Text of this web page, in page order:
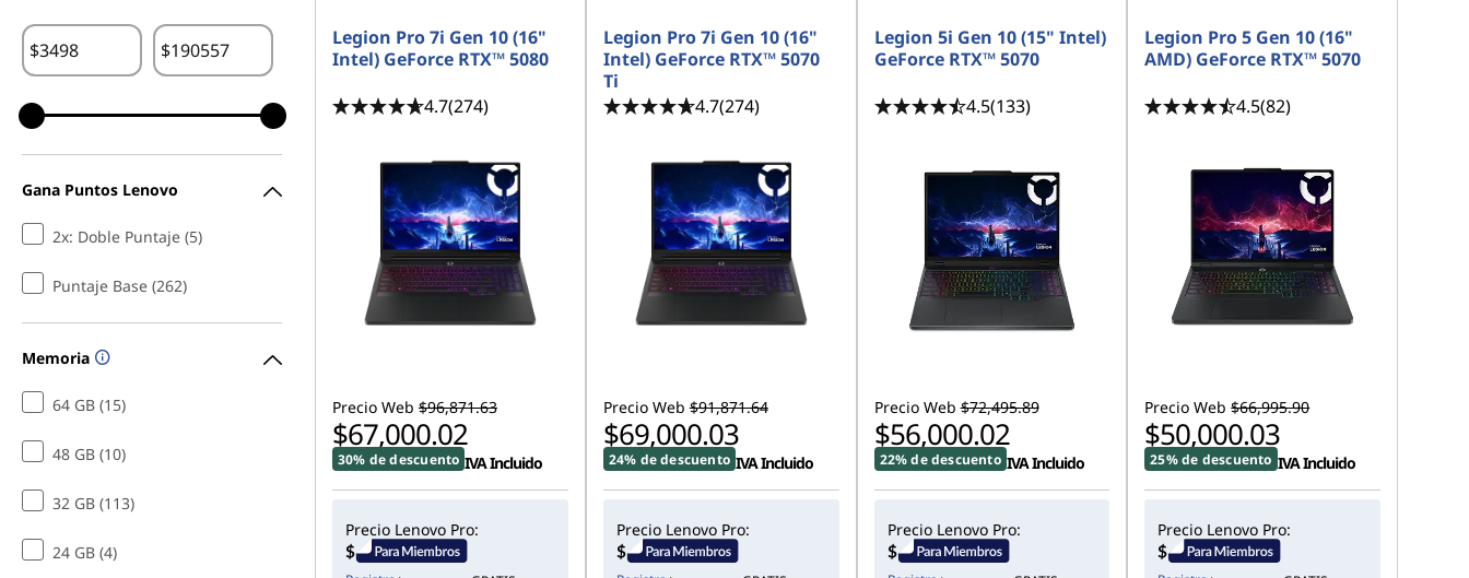
m
p
u
$ $
Gana Puntos Lenovo
2x: Doble Puntaje (5)
Puntaje Base (262)
Memoria
64 GB (15)
48 GB (10)
32 GB (113)
24 GB (4)
Legion Pro 7i Gen 10 (16"
Intel) GeForce RTX™ 5080
4.7(274)
Precio Web $96,871.63
$67,000.02
30% de descuento IVA Incluido
Precio Lenovo Pro:
Legion Pro 7i Gen 10 (16"
Intel) GeForce RTX™ 5070
Ti
4.7(274)
Precio Web $91,871.64
$69,000.03
24% de descuento IVA Incluido
Precio Lenovo Pro:
Legion 5i Gen 10 (15" Intel)
GeForce RTX™ 5070
4.5(133)
Precio Web $72,495.89
$56,000.02
22% de descuento IVA Incluido
Precio Lenovo Pro:
Legion Pro 5 Gen 10 (16"
AMD) GeForce RTX™ 5070
4.5(82)
Precio Web $66,995.90
$50,000.03
25% de descuento IVA Incluido
Precio Lenovo Pro: